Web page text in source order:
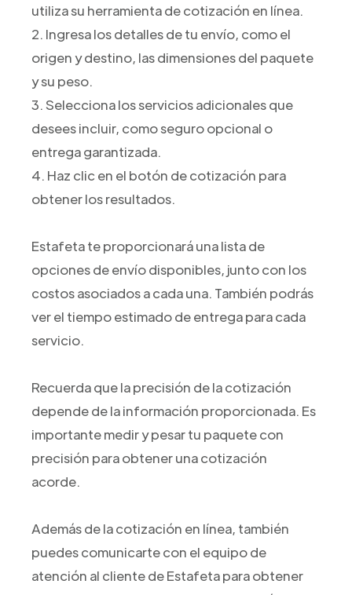
utiliza su herramienta de cotización en línea.
2. Ingresa los detalles de tu envío, como el
origen y destino, las dimensiones del paquete
y su peso.
3. Selecciona los servicios adicionales que
desees incluir, como seguro opcional o
entrega garantizada.
4. Haz clic en el botón de cotización para
obtener los resultados.
Estafeta te proporcionará una lista de
opciones de envío disponibles, junto con los
costos asociados a cada una. También podrás
ver el tiempo estimado de entrega para cada
servicio.
Recuerda que la precisión de la cotización
depende de la información proporcionada. Es
importante medir y pesar tu paquete con
precisión para obtener una cotización
acorde.
Además de la cotización en línea, también
puedes comunicarte con el equipo de
atención al cliente de Estafeta para obtener